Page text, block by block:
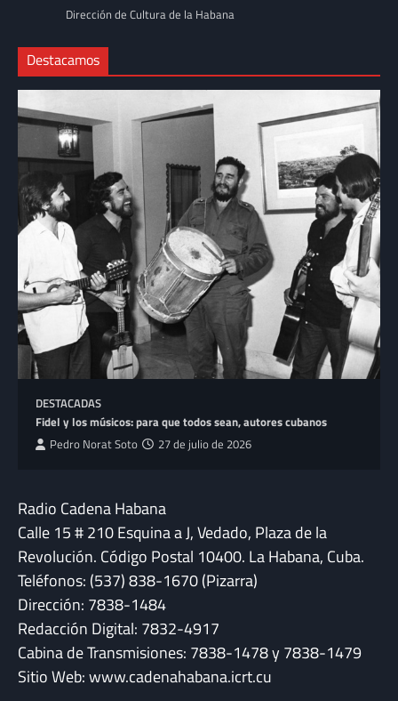
Dirección de Cultura de la Habana
Destacamos
DESTACADAS
Fidel y los músicos: para que todos sean, autores cubanos
Pedro Norat Soto 27 de julio de 2026
Radio Cadena Habana
Calle 15 # 210 Esquina a J, Vedado, Plaza de la
Revolución. Código Postal 10400. La Habana, Cuba.
Teléfonos: (537) 838-1670 (Pizarra)
Dirección: 7838-1484
Redacción Digital: 7832-4917
Cabina de Transmisiones: 7838-1478 y 7838-1479
Sitio Web: www.cadenahabana.icrt.cu